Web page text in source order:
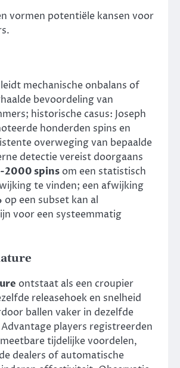
vormen potentiële kansen voor
leidt mechanische onbalans of
bevoordeling van
historische casus: Joseph
honderden spins en
overweging van bepaalde
detectie vereist doorgaans
2000 spins om een statistisch
te vinden; een afwijking
op een subset kan al
voor een systeemmatig
ontstaat als een croupier
releasehoek en snelheid
ballen vaker in dezelfde
players registreerden
tijdelijke voordelen,
dealers of automatische